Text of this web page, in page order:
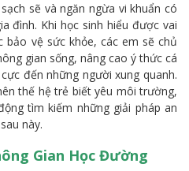
sẽ và ngăn ngừa vi khuẩn có
đình. Khi học sinh hiểu được vai
vệ sức khỏe, các em sẽ chủ
gian sống, nâng cao ý thức cá
đến những người xung quanh.
thế hệ trẻ biết yêu môi trường,
tìm kiếm những giải pháp an
này.
Gian Học Đường